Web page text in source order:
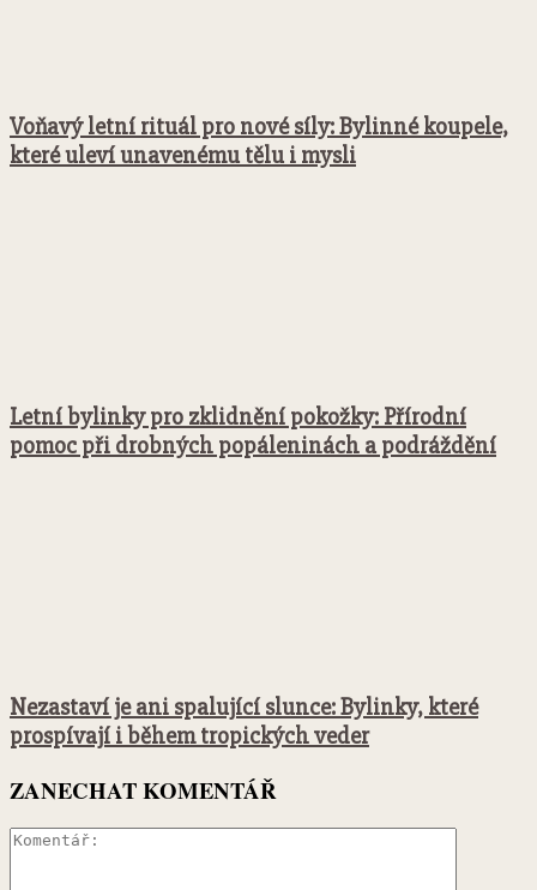
Voňavý letní rituál pro nové síly: Bylinné koupele,
které uleví unavenému tělu i mysli
Letní bylinky pro zklidnění pokožky: Přírodní
pomoc při drobných popáleninách a podráždění
Nezastaví je ani spalující slunce: Bylinky, které
prospívají i během tropických veder
ZANECHAT KOMENTÁŘ